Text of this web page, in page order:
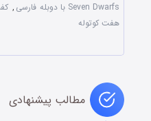
Seven Dwarfs با دوبله فارسی
,
هفت کوتوله
مطالب پیشنهادی